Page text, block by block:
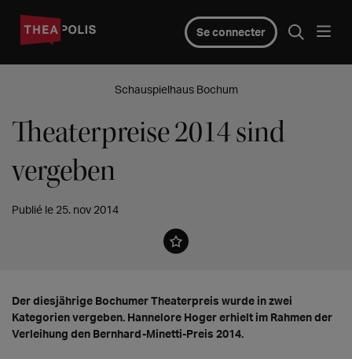
Se connecter
Schauspielhaus Bochum
Theaterpreise 2014 sind
vergeben
Publié le 25. nov 2014
Der diesjährige Bochumer Theaterpreis wurde in zwei
Kategorien vergeben. Hannelore Hoger erhielt im Rahmen der
Verleihung den Bernhard-Minetti-Preis 2014.